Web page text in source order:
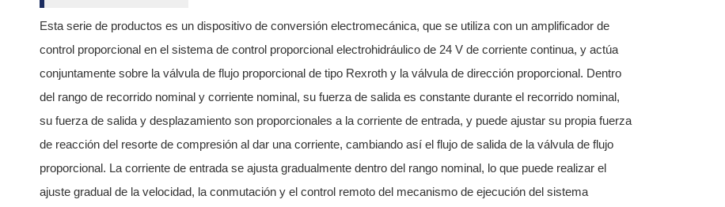
Esta serie de productos es un dispositivo de conversión electromecánica, que se utiliza con un amplificador de
control proporcional en el sistema de control proporcional electrohidráulico de 24 V de corriente continua, y actúa
conjuntamente sobre la válvula de flujo proporcional de tipo Rexroth y la válvula de dirección proporcional. Dentro
del rango de recorrido nominal y corriente nominal, su fuerza de salida es constante durante el recorrido nominal,
su fuerza de salida y desplazamiento son proporcionales a la corriente de entrada, y puede ajustar su propia fuerza
de reacción del resorte de compresión al dar una corriente, cambiando así el flujo de salida de la válvula de flujo
proporcional. La corriente de entrada se ajusta gradualmente dentro del rango nominal, lo que puede realizar el
ajuste gradual de la velocidad, la conmutación y el control remoto del mecanismo de ejecución del sistema